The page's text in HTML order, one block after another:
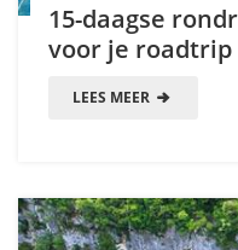
15-daagse
voor je roadtrip
LEES MEER